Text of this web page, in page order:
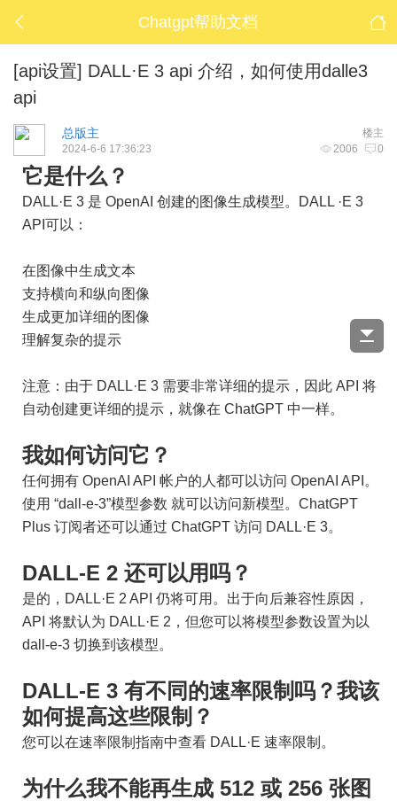
Chatgpt帮助文档
[api设置] DALL·E 3 api 介绍，如何使用dalle3
api
楼主
总版主
2006 0
2024-6-6 17:36:23
它是什么？
DALL·E 3 是 OpenAI 创建的图像生成模型。DALL ·E 3
API可以：
在图像中生成文本
支持横向和纵向图像
生成更加详细的图像
理解复杂的提示
注意：由于 DALL·E 3 需要非常详细的提示，因此 API 将
自动创建更详细的提示，就像在 ChatGPT 中一样。
我如何访问它？
任何拥有 OpenAI API 帐户的人都可以访问 OpenAI API。
使用 “dall-e-3”模型参数 就可以访问新模型。ChatGPT
Plus 订阅者还可以通过 ChatGPT 访问 DALL·E 3。
DALL-E 2 还可以用吗？
是的，DALL·E 2 API 仍将可用。出于向后兼容性原因，
API 将默认为 DALL·E 2，但您可以将模型参数设置为以
dall-e-3 切换到该模型。
DALL-E 3 有不同的速率限制吗？我该
如何提高这些限制？
您可以在速率限制指南中查看 DALL·E 速率限制。
为什么我不能再生成 512 或 256 张图